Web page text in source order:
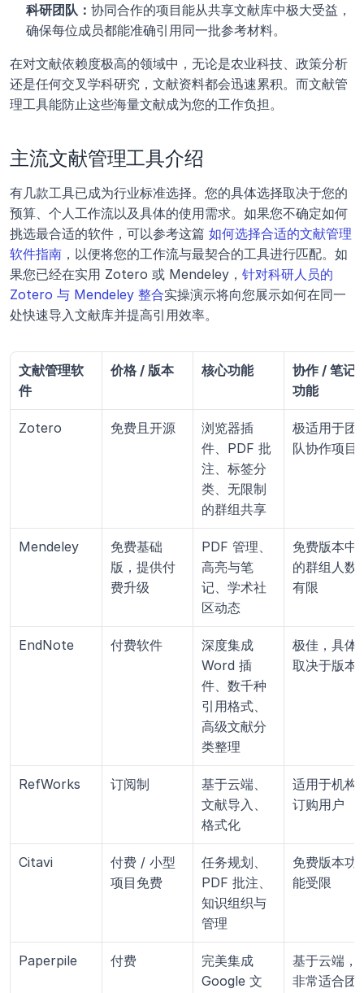
科研团队： 协同合作的项目能从共享文献库中极大受益，
确保每位成员都能准确引用同一批参考材料。
在对文献依赖度极高的领域中，无论是农业科技、政策分析
还是任何交叉学科研究，文献资料都会迅速累积。而文献管
理工具能防止这些海量文献成为您的工作负担。
主流文献管理工具介绍
有几款工具已成为行业标准选择。您的具体选择取决于您的
预算、个人工作流以及具体的使用需求。如果您不确定如何
挑选最合适的软件，可以参考这篇 如何选择合适的文献管理
软件指南 ，以便将您的工作流与最契合的工具进行匹配。如
果您已经在实用 Zotero 或 Mendeley， 针对科研人员的
Zotero 与 Mendeley 整合实操演示将向您展示如何在同一
处快速导入文献库并提高引用效率。
文献管理软
件
价格 / 版本 核心功能
协作 / 笔记
功能
Zotero 免费且开源
浏览器插
件、PDF 批
注、标签分
类、无限制
的群组共享
极适用于团
队协作项目
Mendeley
免费基础
版，提供付
费升级
PDF 管理、
高亮与笔
记、学术社
区动态
免费版本中
的群组人数
有限
EndNote 付费软件
深度集成
Word 插
件、数千种
引用格式、
高级文献分
类整理
极佳，具体
取决于版本
RefWorks 订阅制
基于云端、
文献导入、
格式化
适用于机构
订购用户
Citavi
付费 / 小型
项目免费
任务规划、
PDF 批注、
知识组织与
管理
免费版本功
能受限
Paperpile 付费
完美集成
Google 文
基于云端，
非常适合团